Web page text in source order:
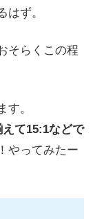
はず。
そらくこの程
す。
て15:1などで
やってみたー